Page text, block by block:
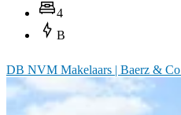
4
B
DB NVM Makelaars | Baerz & Co